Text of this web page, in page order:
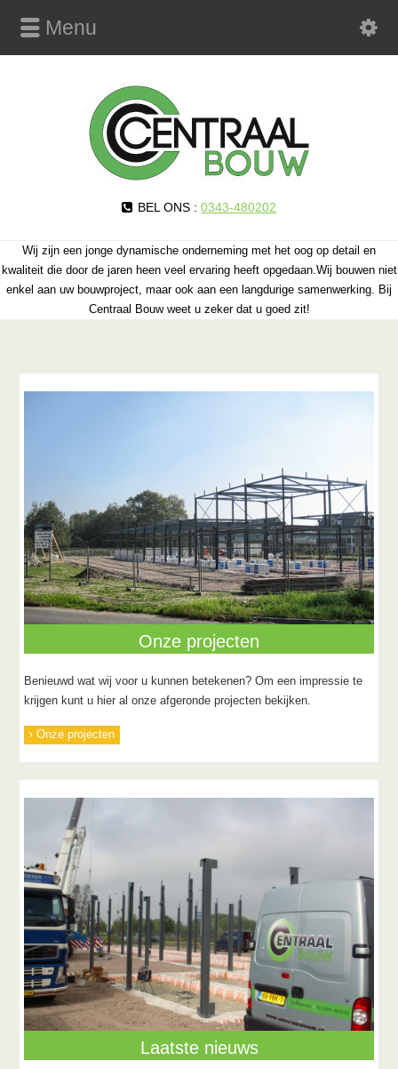
Menu
BEL ONS :0343-480202
Wij zijn een jonge dynamische onderneming met het oog op detail en
kwaliteit die door de jaren heen veel ervaring heeft opgedaan.Wij bouwen niet
enkel aan uw bouwproject, maar ook aan een langdurige samenwerking. Bij
Centraal Bouw weet u zeker dat u goed zit!
Onze projecten
Benieuwd wat wij voor u kunnen betekenen? Om een impressie te
krijgen kunt u hier al onze afgeronde projecten bekijken.
Onze projecten
Laatste nieuws